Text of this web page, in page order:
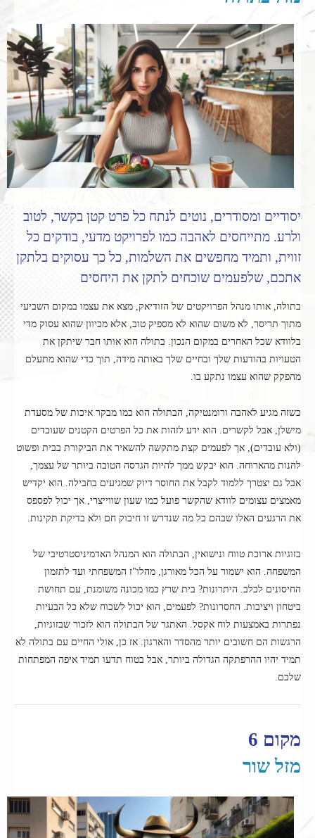
יסודיים ומסודרים, נוטים לנתח כל פרט קטן בקשר, לטוב
ולרע. מתייחסים לאהבה כמו לפרויקט מדעי, בודקים כל
זווית, ותמיד מחפשים את השלמות, כל כך עסוקים בלתקן
אתכם, שלפעמים שוכחים לתקן את היחסים
בתולה, אותו מנהל הפרויקטים של הזודיאק, מצא את עצמו במקום השביעי
מתוך תריסר, לא משום שהוא לא מספיק טוב, אלא מכיוון שהוא עסוק מדי
בלוודא שכל האחרים במקום הנכון. בתולה הוא אותו חבר שיתקן את
הטעויות בהודעות שלך ובחיים שלך באותה מידה, תוך כדי שהוא מתעלם
מהפקק שהוא עצמו נתקע בו.
כשזה מגיע לאהבה ורומנטיקה, הבתולה הוא כמו מבקר איכות של מסעדת
מישלן, אבל לקשרים. הוא ידע לזהות את כל הפרטים הקטנים שעובדים
(ולא עובדים), אך לפעמים קצת מתקשה להשאיר את הביקורת בבית ופשוט
להנות מהארוחה. הוא יבקש ממך להיות הגרסה הטובה ביותר של עצמך,
אבל גם יצטרך ללמוד לקבל את החוסר דיוק שמגיעים בחבילה. הוא יקדיש
מאמצים עצומים לוודא שהקשר פועל כמו שעון שווייצרי, אך יכול לפספס
את הרגעים האלו שבהם כל מה שנדרש זו חיבוק חם ולא בדיקת תקינות.
בזוגיות ארוכת טווח ונישואין, הבתולה הוא המנהל האדמיניסטרטיבי של
המשפחה. הוא ישמור על הכל מאורגן, מהלו"ז המשפחתי ועד לתזמון
החיסונים לכלב. היתרונות? בית שרץ כמו מכונה משומנת, עם תחושת
ביטחון ויציבות. החסרונות? לפעמים, הוא יכול לשכוח שלא כל הבעיות
נפתרות באמצעות לוח אקסל. האתגר של הבתולה הוא לזכור שבזוגיות,
הרגשות הם חשובים יותר מהסדר והארגון. אז כן, אולי החיים עם בתולה לא
תמיד יהיו ההרפתקה הגדולה ביותר, אבל בטוח תדעו תמיד איפה המפתחות
שלכם.
מקום 6
מזל שור